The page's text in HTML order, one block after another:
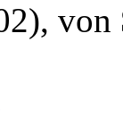
, von